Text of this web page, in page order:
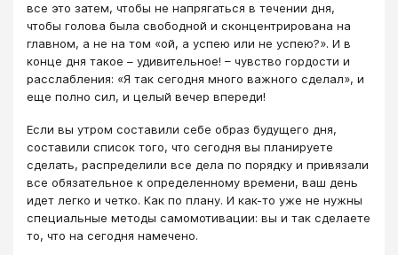
все это затем, чтобы не напрягаться в течении дня,
чтобы голова была свободной и сконцентрирована на
главном, а не на том «ой, а успею или не успею?». И в
конце дня такое – удивительное! – чувство гордости и
расслабления: «Я так сегодня много важного сделал», и
еще полно сил, и целый вечер впереди!
​​​​​​​Если вы утром составили себе образ будущего дня,
составили список того, что сегодня вы планируете
сделать, распределили все дела по порядку и привязали
все обязательное к определенному времени, ваш день
идет легко и четко. Как по плану. И как-то уже не нужны
специальные методы самомотивации: вы и так сделаете
то, что на сегодня намечено.